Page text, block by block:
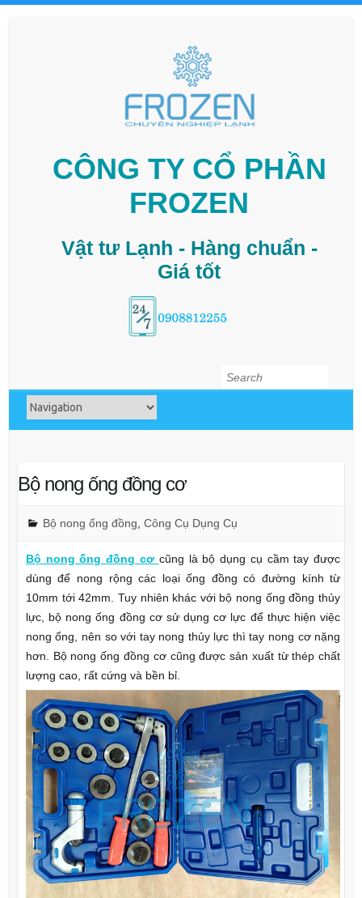
CÔNG TY CỔ PHẦN
FROZEN
Vật tư Lạnh - Hàng chuẩn -
Giá tốt
Search
Bộ nong ống đồng cơ
Bộ nong ống đồng Công Cụ Dụng Cụ
Bộ nong ống đồng cơ cũng là bộ dụng cụ cầm tay được
dùng để nong rộng các loại ống đồng có đường kính từ
10mm tới 42mm. Tuy nhiên khác với bộ nong ống đồng thủy
lực, bộ nong ống đồng cơ sử dụng cơ lực để thực hiện việc
nong ống, nên so với tay nong thủy lực thì tay nong cơ nặng
hơn. Bộ nong ống đồng cơ cũng được sản xuất từ thép chất
lượng cao, rất cứng và bền bỉ.